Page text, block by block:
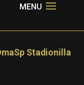
Stadionilla